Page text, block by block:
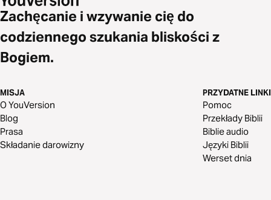
Zachęcanie i wzywanie cię do
codziennego szukania bliskości z
Bogiem.
MISJA
O YouVersion
Blog
Prasa
Składanie darowizny
PRZYDATNE LINKI
Pomoc
Przekłady Biblii
Biblie audio
Języki Biblii
Werset dnia